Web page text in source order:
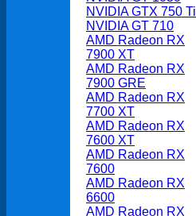
NVIDIA GTX 750 Ti
NVIDIA GT 710
AMD Radeon RX
7900 XT
AMD Radeon RX
7900 GRE
AMD Radeon RX
7700 XT
AMD Radeon RX
7600 XT
AMD Radeon RX
7600
AMD Radeon RX
6600
AMD Radeon RX